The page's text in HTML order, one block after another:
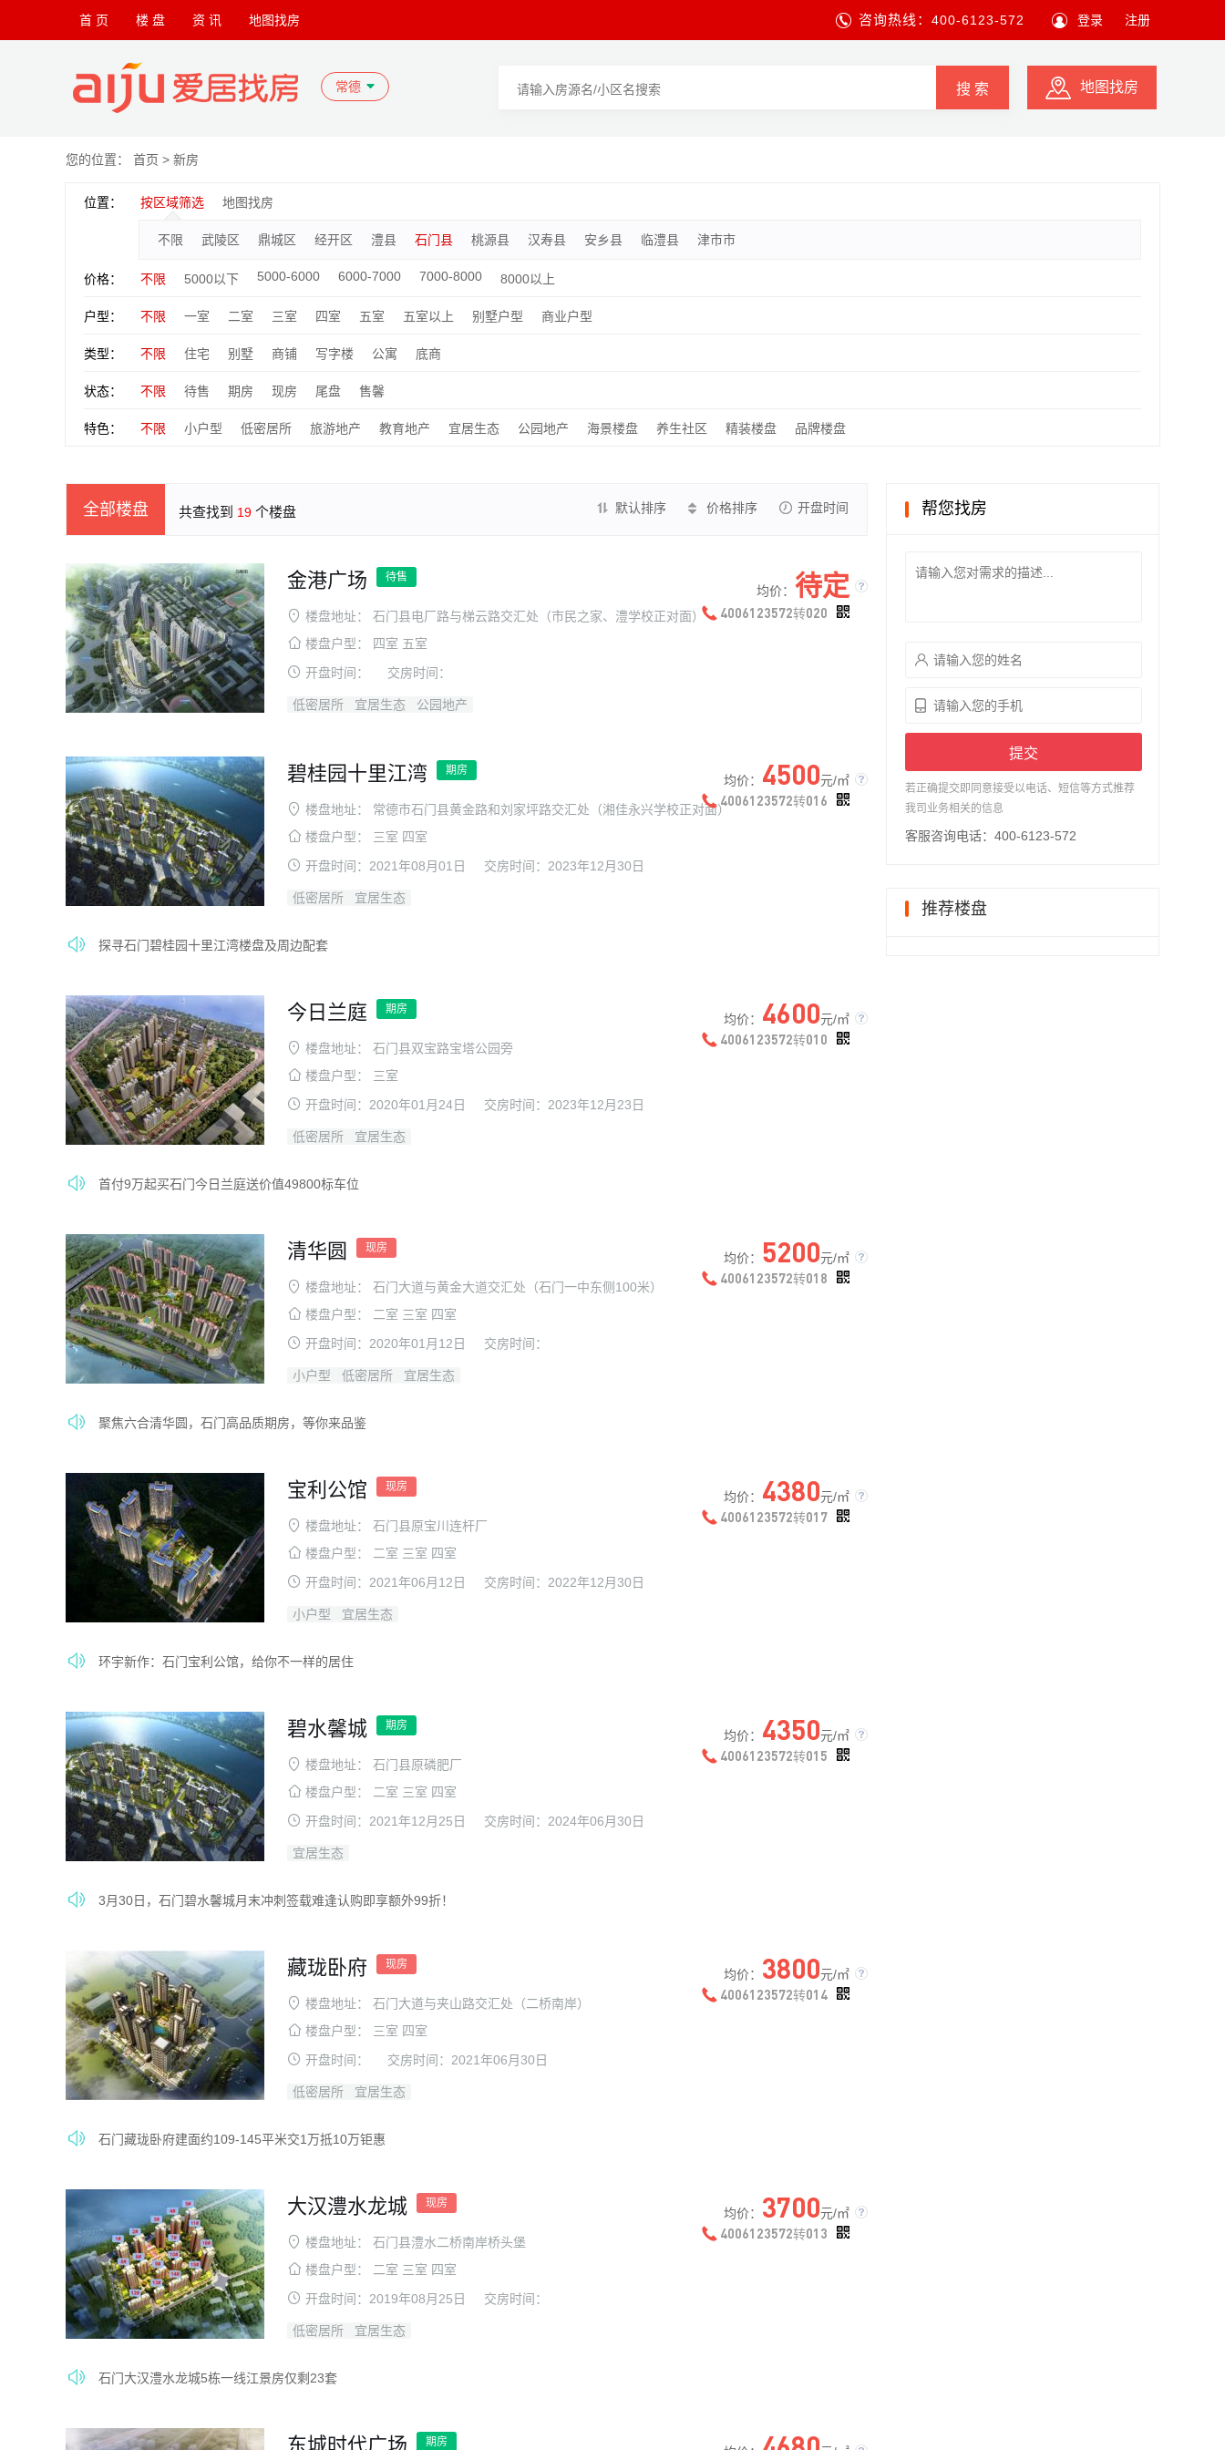
首 页 楼 盘 资 讯 地图找房 咨询热线： 400-6123-572 登录 注册
常德 搜 索 地图找房
您的位置： 首页 > 新房
位置： 按区域筛选 地图找房
不限 武陵区 鼎城区 经开区 澧县 石门县 桃源县 汉寿县 安乡县 临澧县 津市市
价格： 不限 5000以下 5000-6000 6000-7000 7000-8000 8000以上
户型： 不限 一室 二室 三室 四室 五室 五室以上 别墅户型 商业户型
类型： 不限 住宅 别墅 商铺 写字楼 公寓 底商
状态： 不限 待售 期房 现房 尾盘 售馨
特色： 不限 小户型 低密居所 旅游地产 教育地产 宜居生态 公园地产 海景楼盘 养生社区 精装楼盘 品牌楼盘
全部楼盘 共查找到 19 个楼盘 默认排序 价格排序 开盘时间
金港广场 待售
楼盘地址： 石门县电厂路与梯云路交汇处（市民之家、澧学校正对面）
楼盘户型：
四室 五室
开盘时间：
交房时间：
低密居所 宜居生态 公园地产
均价： 待定
4006123572转020
碧桂园十里江湾 期房
楼盘地址： 常德市石门县黄金路和刘家坪路交汇处（湘佳永兴学校正对面）
楼盘户型：
三室 四室
开盘时间： 2021年08月01日 交房时间： 2023年12月30日
低密居所 宜居生态
均价： 4500元/㎡
4006123572转016
探寻石门碧桂园十里江湾楼盘及周边配套
今日兰庭 期房
楼盘地址： 石门县双宝路宝塔公园旁
楼盘户型：
三室
开盘时间： 2020年01月24日 交房时间： 2023年12月23日
低密居所 宜居生态
均价： 4600元/㎡
4006123572转010
首付9万起买石门今日兰庭送价值49800标车位
清华圆 现房
楼盘地址： 石门大道与黄金大道交汇处（石门一中东侧100米）
楼盘户型：
二室 三室 四室
开盘时间： 2020年01月12日 交房时间：
小户型 低密居所 宜居生态
均价： 5200元/㎡
4006123572转018
聚焦六合清华圆，石门高品质期房，等你来品鉴
宝利公馆 现房
楼盘地址： 石门县原宝川连杆厂
楼盘户型：
二室 三室 四室
开盘时间： 2021年06月12日 交房时间： 2022年12月30日
小户型 宜居生态
均价： 4380元/㎡
4006123572转017
环宇新作：石门宝利公馆，给你不一样的居住
碧水馨城 期房
楼盘地址： 石门县原磷肥厂
楼盘户型：
二室 三室 四室
开盘时间： 2021年12月25日 交房时间： 2024年06月30日
宜居生态
均价： 4350元/㎡
4006123572转015
3月30日，石门碧水馨城月末冲刺签载难逢认购即享额外99折！
藏珑卧府 现房
楼盘地址： 石门大道与夹山路交汇处（二桥南岸）
楼盘户型：
三室 四室
开盘时间：
交房时间： 2021年06月30日
低密居所 宜居生态
均价： 3800元/㎡
4006123572转014
石门藏珑卧府建面约109-145平米交1万抵10万钜惠
大汉澧水龙城 现房
楼盘地址： 石门县澧水二桥南岸桥头堡
楼盘户型：
二室 三室 四室
开盘时间： 2019年08月25日 交房时间：
低密居所 宜居生态
均价： 3700元/㎡
4006123572转013
石门大汉澧水龙城5栋一线江景房仅剩23套
东城时代广场 期房
帮您找房
提交
若正确提交即同意接受以电话、短信等方式推荐
我司业务相关的信息
客服咨询电话：400-6123-572
推荐楼盘